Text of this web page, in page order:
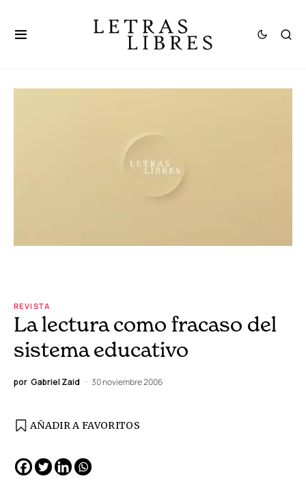
REVISTA
La lectura como fracaso del
sistema educativo
por Gabriel Zaid 30 noviembre 2006
AÑADIR A FAVORITOS